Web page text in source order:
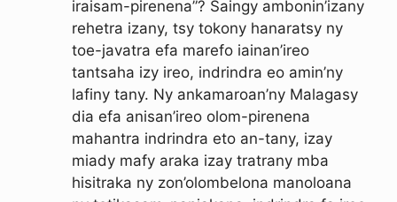
iraisam-pirenena”? Saingy ambonin’izany
rehetra izany, tsy tokony hanaratsy ny
toe-javatra efa marefo iainan’ireo
tantsaha izy ireo, indrindra eo amin’ny
lafiny tany. Ny ankamaroan’ny Malagasy
dia efa anisan’ireo olom-pirenena
mahantra indrindra eto an-tany, izay
miady mafy araka izay tratrany mba
hisitraka ny zon’olombelona manoloana